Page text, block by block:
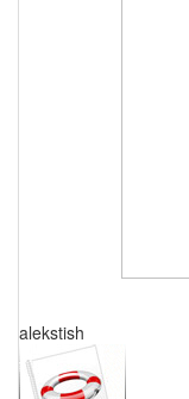
alekstish